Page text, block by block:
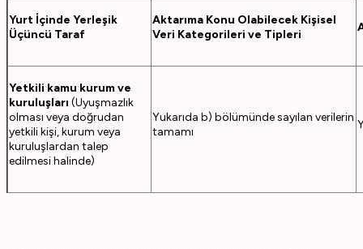
Yurt İçinde Yerleşik
Üçüncü Taraf
Aktarıma Konu Olabilecek Kişisel
Veri Kategorileri ve Tipleri
Yetkili kamu kurum ve
kuruluşları (Uyuşmazlık
olması veya doğrudan
yetkili kişi, kurum veya
kuruluşlardan talep
edilmesi halinde)
Yukarıda b) bölümünde sayılan verilerin
tamamı